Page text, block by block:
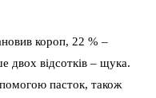
короп, 22 % –
двох відсотків – щука.
пасток, також